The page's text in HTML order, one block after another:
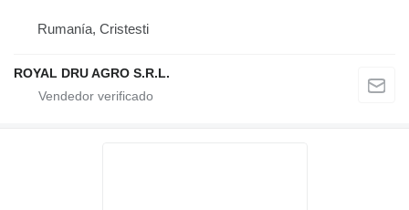
Rumanía, Cristesti
ROYAL DRU AGRO S.R.L.